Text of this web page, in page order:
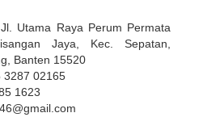
Utama Raya Perum Permata
Jaya, Kec. Sepatan,
Banten 15520
3287 02165
1623